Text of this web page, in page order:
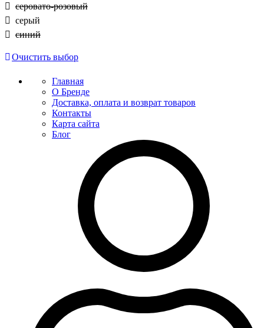
серовато-розовый
серый
синий
Очистить выбор
Главная
О Бренде
Доставка, оплата и возврат товаров
Контакты
Карта сайта
Блог